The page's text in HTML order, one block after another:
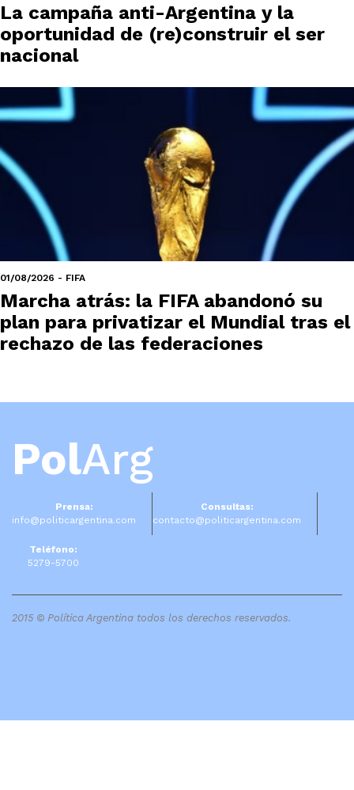
La campaña anti-Argentina y la
oportunidad de (re)construir el ser
nacional
01/08/2026 - FIFA
Marcha atrás: la FIFA abandonó su
plan para privatizar el Mundial tras el
rechazo de las federaciones
PolArg
Prensa:
info@politicargentina.com
Consultas:
contacto@politicargentina.com
Teléfono:
5279-5700
2015 © Política Argentina todos los derechos reservados.